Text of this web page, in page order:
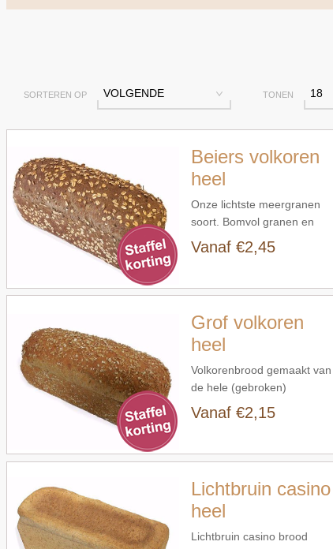
SORTEREN OP VOLGENDE TONEN 18
Beiers volkoren
heel
Onze lichtste meergranen
soort. Bomvol granen en
zaden, op basis van
volkoren. Pitjes en smaak zijn
woorden.
Vanaf €2,45
Snel bekijken
Grof volkoren
heel
Volkorenbrood gemaakt van
de hele (gebroken)
tarwekorrel.
Vanaf €2,15
Snel bekijken
Lichtbruin casino
heel
Lichtbruin casino brood
Snel bekijken